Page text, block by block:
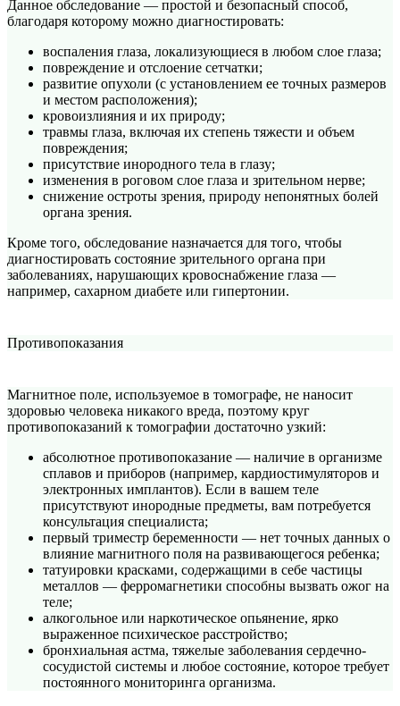
Данное обследование — простой и безопасный способ,
благодаря которому можно диагностировать:
воспаления глаза, локализующиеся в любом слое глаза;
повреждение и отслоение сетчатки;
развитие опухоли (с установлением ее точных размеров
и местом расположения);
кровоизлияния и их природу;
травмы глаза, включая их степень тяжести и объем
повреждения;
присутствие инородного тела в глазу;
изменения в роговом слое глаза и зрительном нерве;
снижение остроты зрения, природу непонятных болей
органа зрения.
Кроме того, обследование назначается для того, чтобы
диагностировать состояние зрительного органа при
заболеваниях, нарушающих кровоснабжение глаза —
например, сахарном диабете или гипертонии.
Противопоказания
Магнитное поле, используемое в томографе, не наносит
здоровью человека никакого вреда, поэтому круг
противопоказаний к томографии достаточно узкий:
абсолютное противопоказание — наличие в организме
сплавов и приборов (например, кардиостимуляторов и
электронных имплантов). Если в вашем теле
присутствуют инородные предметы, вам потребуется
консультация специалиста;
первый триместр беременности — нет точных данных о
влияние магнитного поля на развивающегося ребенка;
татуировки красками, содержащими в себе частицы
металлов — ферромагнетики способны вызвать ожог на
теле;
алкогольное или наркотическое опьянение, ярко
выраженное психическое расстройство;
бронхиальная астма, тяжелые заболевания сердечно-
сосудистой системы и любое состояние, которое требует
постоянного мониторинга организма.